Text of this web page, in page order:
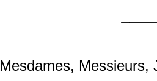
Mesdames, Messieurs,